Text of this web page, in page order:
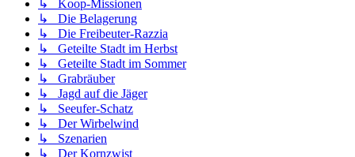
↳ Koop-Missionen
↳ Die Belagerung
↳ Die Freibeuter-Razzia
↳ Geteilte Stadt im Herbst
↳ Geteilte Stadt im Sommer
↳ Grabräuber
↳ Jagd auf die Jäger
↳ Seeufer-Schatz
↳ Der Wirbelwind
↳ Szenarien
↳ Der Kornzwist